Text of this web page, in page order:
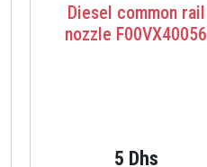
Diesel common rail
nozzle F00VX40056
5 Dhs